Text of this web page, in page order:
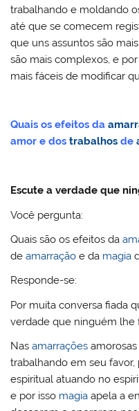
trabalhando e moldando
até que se comecem
que uns assuntos são
são mais complexos, e
mais fáceis de modificar
Quais os efeitos da
amor e dostrabalhos de
Escute a verdade que
Você pergunta:
Quais são os efeitos da
deamarração e da magia
Responde-se:
Por muita conversa fiada
verdade que ninguém lhe
Nasamarrações
trabalhando em seu favor,
espiritual atuando no
e por isso magia apela a